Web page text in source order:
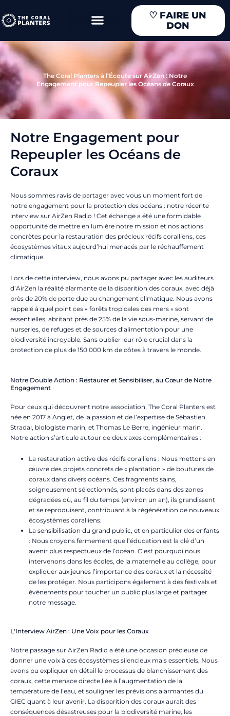
au
contenu
♡ FAIRE UN
DON
The Coral Planters à l’Écoute sur AirZen : Notre
Engagement pour Repeupler les Océans de Coraux
Notre Engagement pour
Repeupler les Océans de
Coraux
Nous sommes ravis de partager avec vous un moment fort de
notre engagement pour la protection des océans : notre récente
interview sur AirZen Radio ! Cet échange a été une formidable
opportunité de mettre en lumière notre mission et nos actions
concrètes pour la restauration des précieux récifs coralliens, ces
écosystèmes vitaux aujourd’hui menacés par le réchauffement
climatique.
Lors de cette interview, nous avons pu partager avec les auditeurs
d’AirZen la réalité alarmante de la disparition des coraux, avec déjà
près de 20% de perte due au changement climatique. Nous avons
rappelé à quel point ces « forêts tropicales des mers » sont
essentielles, abritant près de 25% de la vie sous-marine, servant de
nurseries, de refuges et de sources d’alimentation pour une
biodiversité incroyable. Sans oublier leur rôle crucial dans la
protection de plus de 150 000 km de côtes à travers le monde.
Notre Double Action : Restaurer et Sensibiliser, au Cœur de Notre
Engagement
Pour ceux qui découvrent notre association, The Coral Planters est
née en 2017 à Anglet, de la passion et de l’expertise de Sébastien
Stradal, biologiste marin, et Thomas Le Berre, ingénieur marin.
Notre action s’articule autour de deux axes complémentaires :
La restauration active des récifs coralliens : Nous mettons en
œuvre des projets concrets de « plantation » de boutures de
coraux dans divers océans. Ces fragments sains,
soigneusement sélectionnés, sont placés dans des zones
dégradées où, au fil du temps (environ un an), ils grandissent
et se reproduisent, contribuant à la régénération de nouveaux
écosystèmes coralliens.
La sensibilisation du grand public, et en particulier des enfants
: Nous croyons fermement que l’éducation est la clé d’un
avenir plus respectueux de l’océan. C’est pourquoi nous
intervenons dans les écoles, de la maternelle au collège, pour
expliquer aux jeunes l’importance des coraux et la nécessité
de les protéger. Nous participons également à des festivals et
événements pour toucher un public plus large et partager
notre message.
L'Interview AirZen : Une Voix pour les Coraux
Notre passage sur AirZen Radio a été une occasion précieuse de
donner une voix à ces écosystèmes silencieux mais essentiels. Nous
avons pu expliquer en détail le processus de blanchissement des
coraux, cette menace directe liée à l’augmentation de la
température de l’eau, et souligner les prévisions alarmantes du
GIEC quant à leur avenir. La disparition des coraux aurait des
conséquences désastreuses pour la biodiversité marine, les